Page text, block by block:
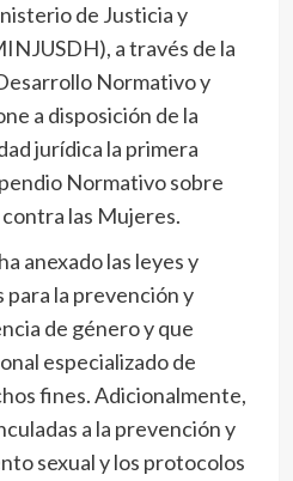
de Justicia y
a través de la
Normativo y
a disposición de la
jurídica la primera
Normativo sobre
las Mujeres.
anexado las leyes y
la prevención y
de género y que
especializado de
fines. Adicionalmente,
a la prevención y
sexual y los protocolos